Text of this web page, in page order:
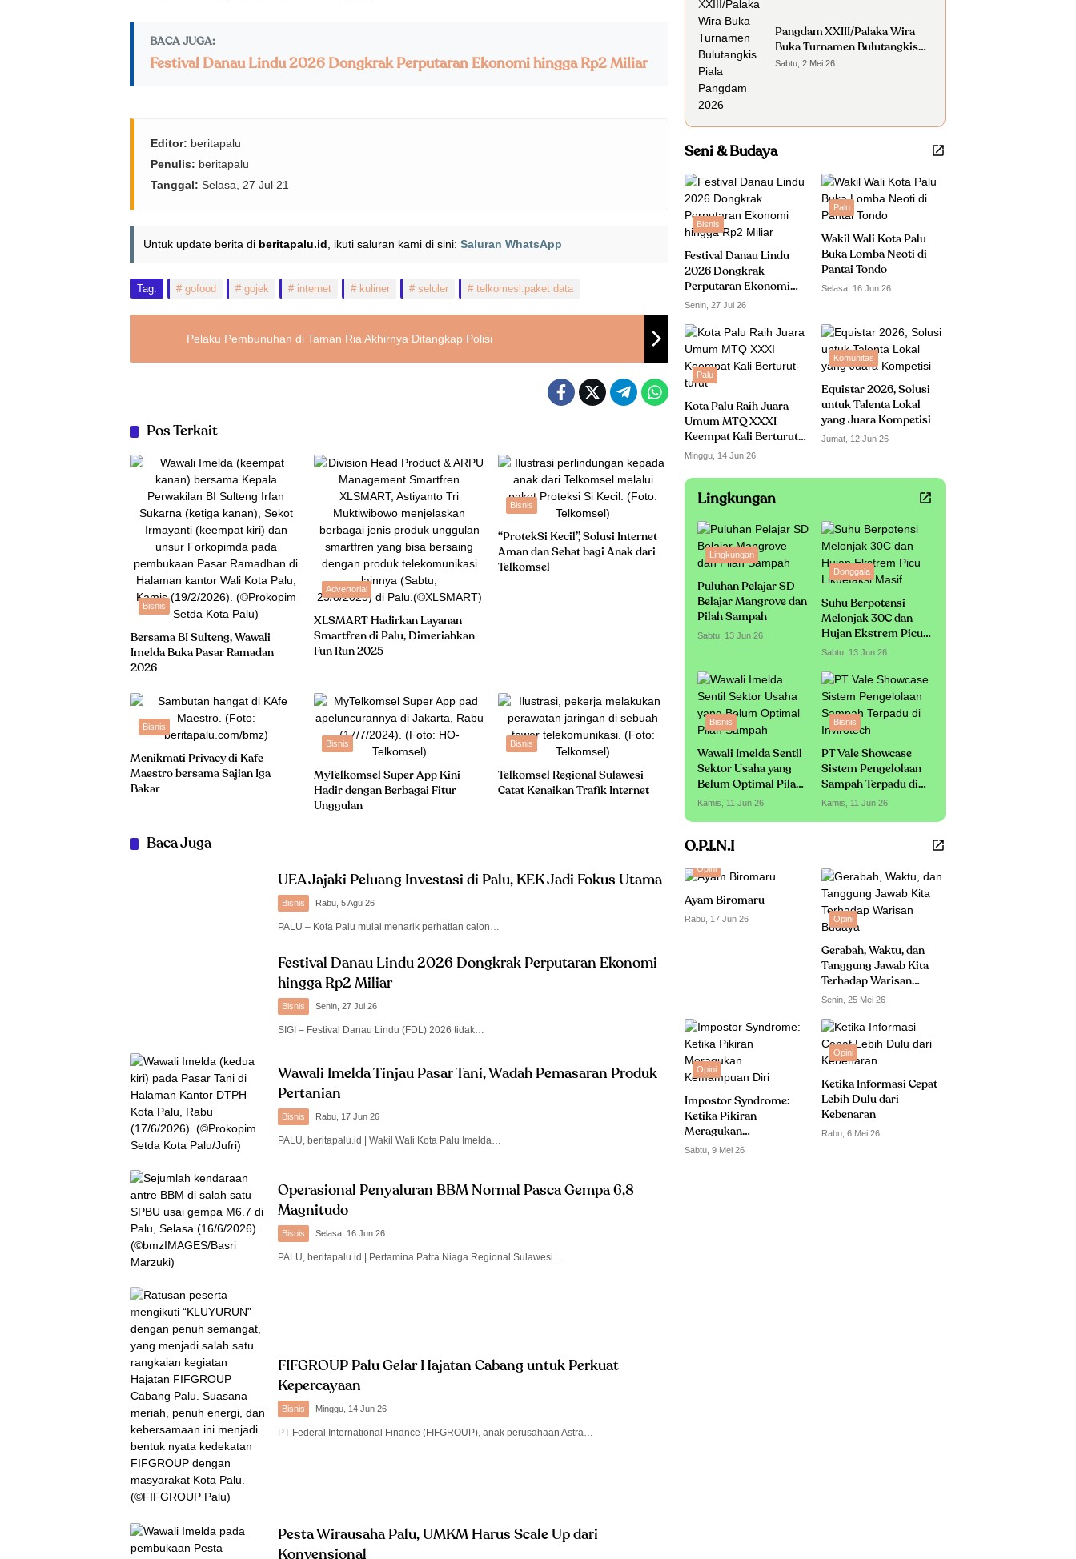
BACA JUGA:
Festival Danau Lindu 2026 Dongkrak Perputaran Ekonomi hingga Rp2 Miliar
Editor: beritapalu
Penulis: beritapalu
Tanggal: Selasa, 27 Jul 21
Untuk update berita di beritapalu.id , ikuti saluran kami di sini: Saluran WhatsApp
Tag: gofood gojek internet kuliner seluler telkomesl.paket data
Pelaku Pembunuhan di Taman Ria Akhirnya Ditangkap Polisi
Pos Terkait
Bisnis
Bersama BI Sulteng, Wawali
Imelda Buka Pasar Ramadan
2026
Advertorial
XLSMART Hadirkan Layanan
Smartfren di Palu, Dimeriahkan
Fun Run 2025
Bisnis
“ProtekSi Kecil”, Solusi Internet
Aman dan Sehat bagi Anak dari
Telkomsel
Bisnis
Menikmati Privacy di Kafe
Maestro bersama Sajian Iga
Bakar
Bisnis
MyTelkomsel Super App Kini
Hadir dengan Berbagai Fitur
Unggulan
Bisnis
Telkomsel Regional Sulawesi
Catat Kenaikan Trafik Internet
Baca Juga
UEA Jajaki Peluang Investasi di Palu, KEK Jadi Fokus Utama
Bisnis Rabu, 5 Agu 26
PALU – Kota Palu mulai menarik perhatian calon…
Festival Danau Lindu 2026 Dongkrak Perputaran Ekonomi
hingga Rp2 Miliar
Bisnis Senin, 27 Jul 26
SIGI – Festival Danau Lindu (FDL) 2026 tidak…
Wawali Imelda Tinjau Pasar Tani, Wadah Pemasaran Produk
Pertanian
Bisnis Rabu, 17 Jun 26
PALU, beritapalu.id | Wakil Wali Kota Palu Imelda…
Operasional Penyaluran BBM Normal Pasca Gempa 6,8
Magnitudo
Bisnis Selasa, 16 Jun 26
PALU, beritapalu.id | Pertamina Patra Niaga Regional Sulawesi…
FIFGROUP Palu Gelar Hajatan Cabang untuk Perkuat
Kepercayaan
Bisnis Minggu, 14 Jun 26
PT Federal International Finance (FIFGROUP), anak perusahaan Astra…
Pesta Wirausaha Palu, UMKM Harus Scale Up dari
Konvensional
Pangdam XXIII/Palaka Wira
Buka Turnamen Bulutangkis
Piala Pangdam 2026
Sabtu, 2 Mei 26
Seni & Budaya
Bisnis
Festival Danau Lindu
2026 Dongkrak
Perputaran Ekonomi
hingga Rp2 Miliar
Senin, 27 Jul 26
Palu
Wakil Wali Kota Palu
Buka Lomba Neoti di
Pantai Tondo
Selasa, 16 Jun 26
Palu
Kota Palu Raih Juara
Umum MTQ XXXI
Keempat Kali Berturut-
turut
Minggu, 14 Jun 26
Komunitas
Equistar 2026, Solusi
untuk Talenta Lokal
yang Juara Kompetisi
Jumat, 12 Jun 26
Lingkungan
Lingkungan
Puluhan Pelajar SD
Belajar Mangrove dan
Pilah Sampah
Sabtu, 13 Jun 26
Donggala
Suhu Berpotensi
Melonjak 30C dan
Hujan Ekstrem Picu
Likuefaksi Masif
Sabtu, 13 Jun 26
Bisnis
Wawali Imelda Sentil
Sektor Usaha yang
Belum Optimal Pilah
Sampah
Kamis, 11 Jun 26
Bisnis
PT Vale Showcase
Sistem Pengelolaan
Sampah Terpadu di
Invirotech
Kamis, 11 Jun 26
O.P.I.N.I
Opini
Ayam Biromaru
Rabu, 17 Jun 26 Opini
Gerabah, Waktu, dan
Tanggung Jawab Kita
Terhadap Warisan
Budaya
Senin, 25 Mei 26
Opini
Impostor Syndrome:
Ketika Pikiran
Meragukan
Kemampuan Diri
Sabtu, 9 Mei 26
Opini
Ketika Informasi Cepat
Lebih Dulu dari
Kebenaran
Rabu, 6 Mei 26